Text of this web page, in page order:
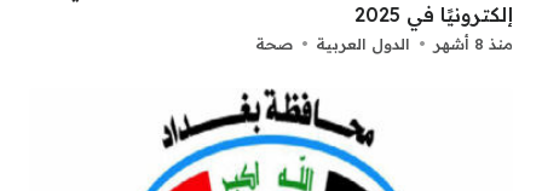
إلكترونيًا في 2025
منذ 8 أشهر الدول العربية صحة